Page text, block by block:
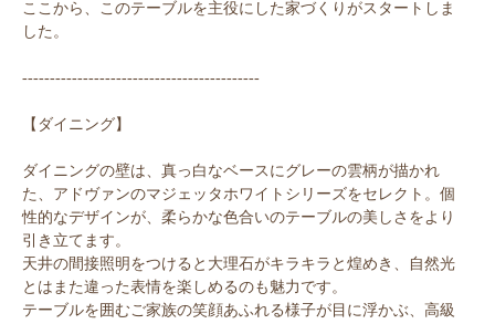
ここから、このテーブルを主役にした家づくりがスタートしま
した。
-------------------------------------------
【ダイニング】
ダイニングの壁は、真っ白なベースにグレーの雲柄が描かれ
た、アドヴァンのマジェッタホワイトシリーズをセレクト。個
性的なデザインが、柔らかな色合いのテーブルの美しさをより
引き立てます。
天井の間接照明をつけると大理石がキラキラと煌めき、自然光
とはまた違った表情を楽しめるのも魅力です。
テーブルを囲むご家族の笑顔あふれる様子が目に浮かぶ、高級